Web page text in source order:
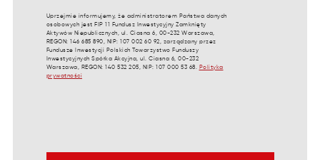
Uprzejmie informujemy, że administratorem Państwa danych
osobowych jest FIP 11 Fundusz Inwestycyjny Zamknięty
Aktywów Niepublicznych, ul. Ciasna 6, 00-232 Warszawa,
REGON: 146 685 890, NIP: 107 002 60 92, zarządzany przez
Fundusze Inwestycji Polskich Towarzystwo Funduszy
Inwestycyjnych Spółka Akcyjna, ul. Ciasna 6, 00-232
Warszawa, REGON: 140 532 205, NIP: 107 000 53 68. Polityka
prywatności